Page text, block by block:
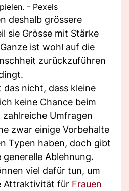
- Pexels
deshalb grössere
sie Grösse mit Stärke
ist wohl auf die
zurückzuführen
nicht, dass kleine
keine Chance beim
Umfragen
zwar einige Vorbehalte
Typen haben, doch gibt
generelle Ablehnung.
viel dafür tun, um
Attraktivität für Frauen